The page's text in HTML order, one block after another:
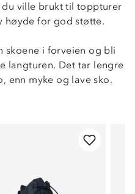
du ville brukt til toppturer
høyde for god støtte.
skoene i forveien og bli
langturen. Det tar lengre
enn myke og lave sko.